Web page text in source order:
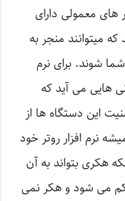
های معمولی دارای
میتوانند منجر به
شوند. برای نرم
هایی می آید که
این دستگاه ها از
نرم افزار روتر خود
هکری بتواند به آن
کم می شود و هکر نمی